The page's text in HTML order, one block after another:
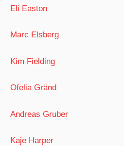
Eli Easton
Marc Elsberg
Kim Fielding
Ofelia Gränd
Andreas Gruber
Kaje Harper